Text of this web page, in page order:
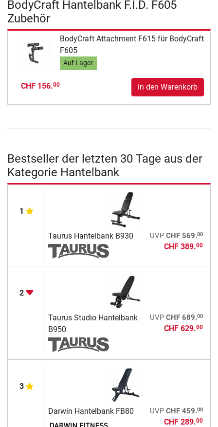
BodyCraft Hantelbank F.I.D. F605
Zubehör
BodyCraft Attachment F615 für BodyCraft
F605
Auf Lager
CHF 156.00 in den Warenkorb
Bestseller der letzten 30 Tage aus der
Kategorie Hantelbank
1
Taurus Hantelbank B930 UVP CHF 569.00
CHF 389.00
2
Taurus Studio Hantelbank
B950
UVP CHF 689.00
CHF 629.00
3
Darwin Hantelbank FB80 UVP CHF 459.00
CHF 289.00